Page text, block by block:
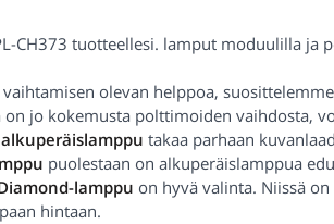
CH373 tuotteellesi. lamput moduulilla
vaihtamisen olevan helppoa, suosittelemme
on jo kokemusta polttimoiden vaihdosta,
alkuperäislamppu takaa parhaan
puolestaan on alkuperäislamppua
lamppu on hyvä valinta. Niissä
hintaan.